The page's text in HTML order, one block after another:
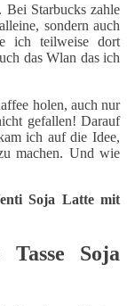
Bei Starbucks zahle
sondern auch
ich teilweise dort
das Wlan das ich
holen, auch nur
gefallen! Darauf
ich auf die Idee,
machen. Und wie
Soja Latte mit
Soja